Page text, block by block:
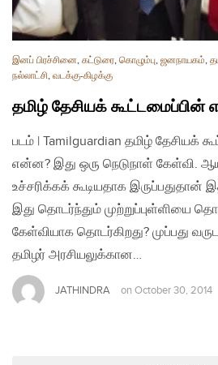
இனப் பிரச்சினை, கட்டுரை, கொழும்பு, ஜனநாயகம்,
நல்லாட்சி, வடக்கு-கிழக்கு
தமிழ் தேசியக் கூட்டமைப்பின்
படம் | Tamilguardian தமிழ் தேசியக்
என்ன? இது ஒரு நெடுநாள் கேள்வி.
உச்சரிக்கக் கூடியதாக இருப்பதுதான்
இது தொடர்ந்தும் முற்றுப்புள்ளியை
கேள்வியாக தொடர்கிறது? முப்பது
தமிழர் அரசியலுக்கான…
JATHINDRA on October 30, 2014